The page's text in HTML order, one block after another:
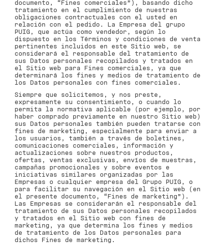
documento, “Fines comerciales”), basando dicho
tratamiento en el cumplimiento de nuestras
obligaciones contractuales con el usted en
relación con el pedido. La Empresa del grupo
PUIG, que actúa como vendedor, según lo
dispuesto en los Términos y condiciones de venta
pertinentes incluidos en este Sitio web, se
considerará el responsable del tratamiento de
sus Datos personales recopilados y tratados en
el Sitio web para Fines comerciales, ya que
determinará los fines y medios de tratamiento de
los Datos personales con fines comerciales.
Siempre que solicitemos, y nos preste,
expresamente su consentimiento, o cuando lo
permita la normativa aplicable (por ejemplo, por
haber comprado previamente en nuestro Sitio web)
sus Datos personales también pueden tratarse con
fines de marketing, especialmente para enviar a
los usuarios, también a través de boletines,
comunicaciones comerciales, información y
actualizaciones sobre nuestros productos,
ofertas, ventas exclusivas, envíos de muestras,
campañas promocionales y sobre eventos e
iniciativas similares organizadas por las
Empresas o cualquier empresa del Grupo PUIG, o
para facilitar su navegación en el Sitio web (en
el presente documento, “Fines de marketing”).
Las Empresas se considerarán el responsable del
tratamiento de sus Datos personales recopilados
y tratados en el Sitio web con fines de
marketing, ya que determina los fines y medios
de tratamiento de los Datos personales para
dichos Fines de marketing.